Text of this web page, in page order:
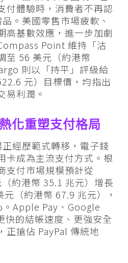
付體驗時，消費者不再認
。美國零售市場疲軟、
高基數效應，進一步加劇
Point 維持「沽
至 56 美元（約港幣
則以「持平」評級給
元）目標價，均指出
易利潤。
化重塑支付格局
經歷範式轉移，電子錢
卡成為主流支付方式。根
支付市場規模預計從
約港幣 35.1 兆元）增長
（約港幣 67.9 兆元），
Apple Pay、Google
快的結帳速度、更強安全
正搶佔 PayPal 傳統地